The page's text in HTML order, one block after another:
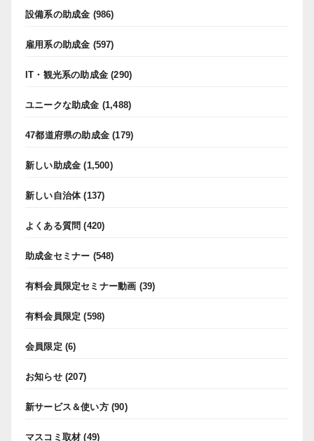
設備系の助成金 (986)
雇用系の助成金 (597)
IT・観光系の助成金 (290)
ユニークな助成金 (1,488)
47都道府県の助成金 (179)
新しい助成金 (1,500)
新しい自治体(137)
よくある質問 (420)
助成金セミナー (548)
有料会員限定セミナー動画 (39)
有料会員限定 (598)
会員限定 (6)
お知らせ(207)
新サービス＆使い方(90)
マスコミ取材 (49)